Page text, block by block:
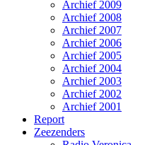
Archief 2009
Archief 2008
Archief 2007
Archief 2006
Archief 2005
Archief 2004
Archief 2003
Archief 2002
Archief 2001
Report
Zeezenders